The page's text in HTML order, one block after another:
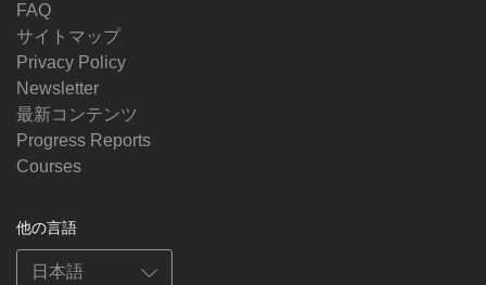
FAQ
サイトマップ
Privacy Policy
Newsletter
最新コンテンツ
Progress Reports
Courses
他の言語